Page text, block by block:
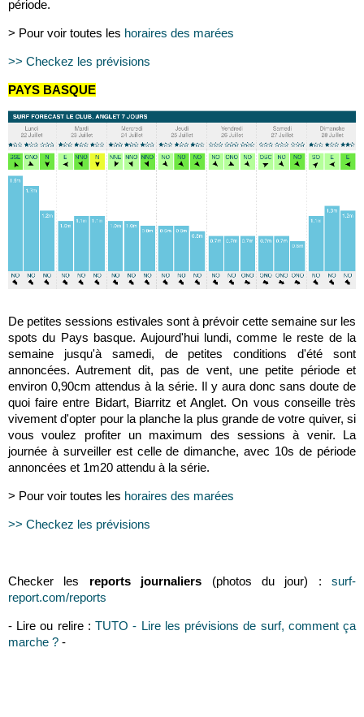
période.
> Pour voir toutes les horaires des marées
>> Checkez les prévisions
PAYS BASQUE
De petites sessions estivales sont à prévoir cette semaine sur les
spots du Pays basque. Aujourd'hui lundi, comme le reste de la
semaine jusqu'à samedi, de petites conditions d'été sont
annoncées. Autrement dit, pas de vent, une petite période et
environ 0,90cm attendus à la série. Il y aura donc sans doute de
quoi faire entre Bidart, Biarritz et Anglet. On vous conseille très
vivement d'opter pour la planche la plus grande de votre quiver, si
vous voulez profiter un maximum des sessions à venir. La
journée à surveiller est celle de dimanche, avec 10s de période
annoncées et 1m20 attendu à la série.
> Pour voir toutes les horaires des marées
>> Checkez les prévisions
Checker les reports journaliers (photos du jour) : surf-
report.com/reports
- Lire ou relire : TUTO - Lire les prévisions de surf, comment ça
marche ? -